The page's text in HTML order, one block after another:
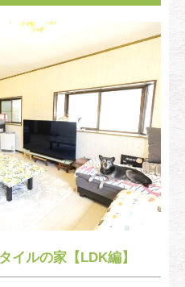
イルの家【LDK編】